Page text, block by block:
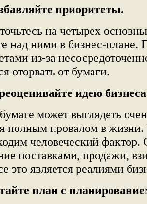
приоритеты.
на четырех
над ними в бизнес-плане.
из-за
оторвать от бумаги.
идею
может выглядеть
полным провалом в
человеческий фактор.
поставками, продажи,
это является реалиями
план с